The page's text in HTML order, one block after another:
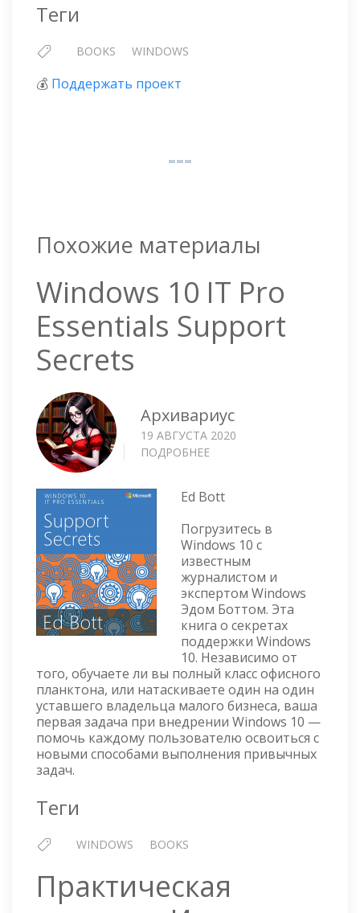
Теги
BOOKS WINDOWS
💰 Поддержать проект
Похожие материалы
Windows 10 IT Pro
Essentials Support
Secrets
Архивариус
19 АВГУСТА 2020
ПОДРОБНЕЕ
IT
ESSENTIALS
SUPPORT
SECRETS
Ed Bott
Погрузитесь в
Windows 10 с
известным
журналистом и
экспертом Windows
Эдом Боттом. Эта
книга о секретах
поддержки Windows
10. Независимо от
того, обучаете ли вы полный класс офисного
планктона, или натаскиваете один на один
уставшего владельца малого бизнеса, ваша
первая задача при внедрении Windows 10 —
помочь каждому пользователю освоиться с
новыми способами выполнения привычных
задач.
Теги
WINDOWS BOOKS
Практическая